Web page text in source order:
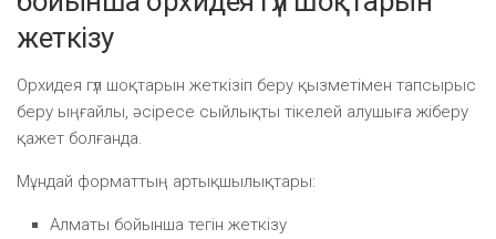
жеткізу
Орхидея гүл шоқтарын жеткізіп беру қызметімен тапсырыс
беру ыңғайлы, әсіресе сыйлықты тікелей алушыға жіберу
қажет болғанда.
Мұндай форматтың артықшылықтары:
Алматы бойынша тегін жеткізу